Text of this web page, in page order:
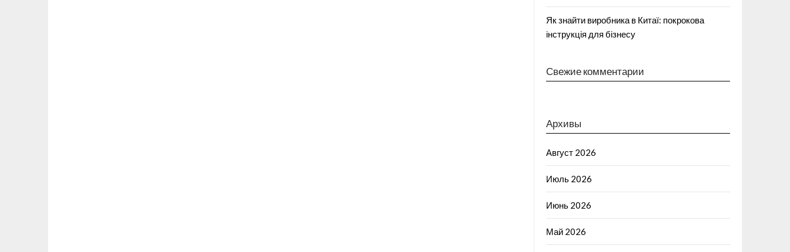
Як знайти виробника в Китаї: покрокова
інструкція для бізнесу
Свежие комментарии
Архивы
Август 2026
Июль 2026
Июнь 2026
Май 2026